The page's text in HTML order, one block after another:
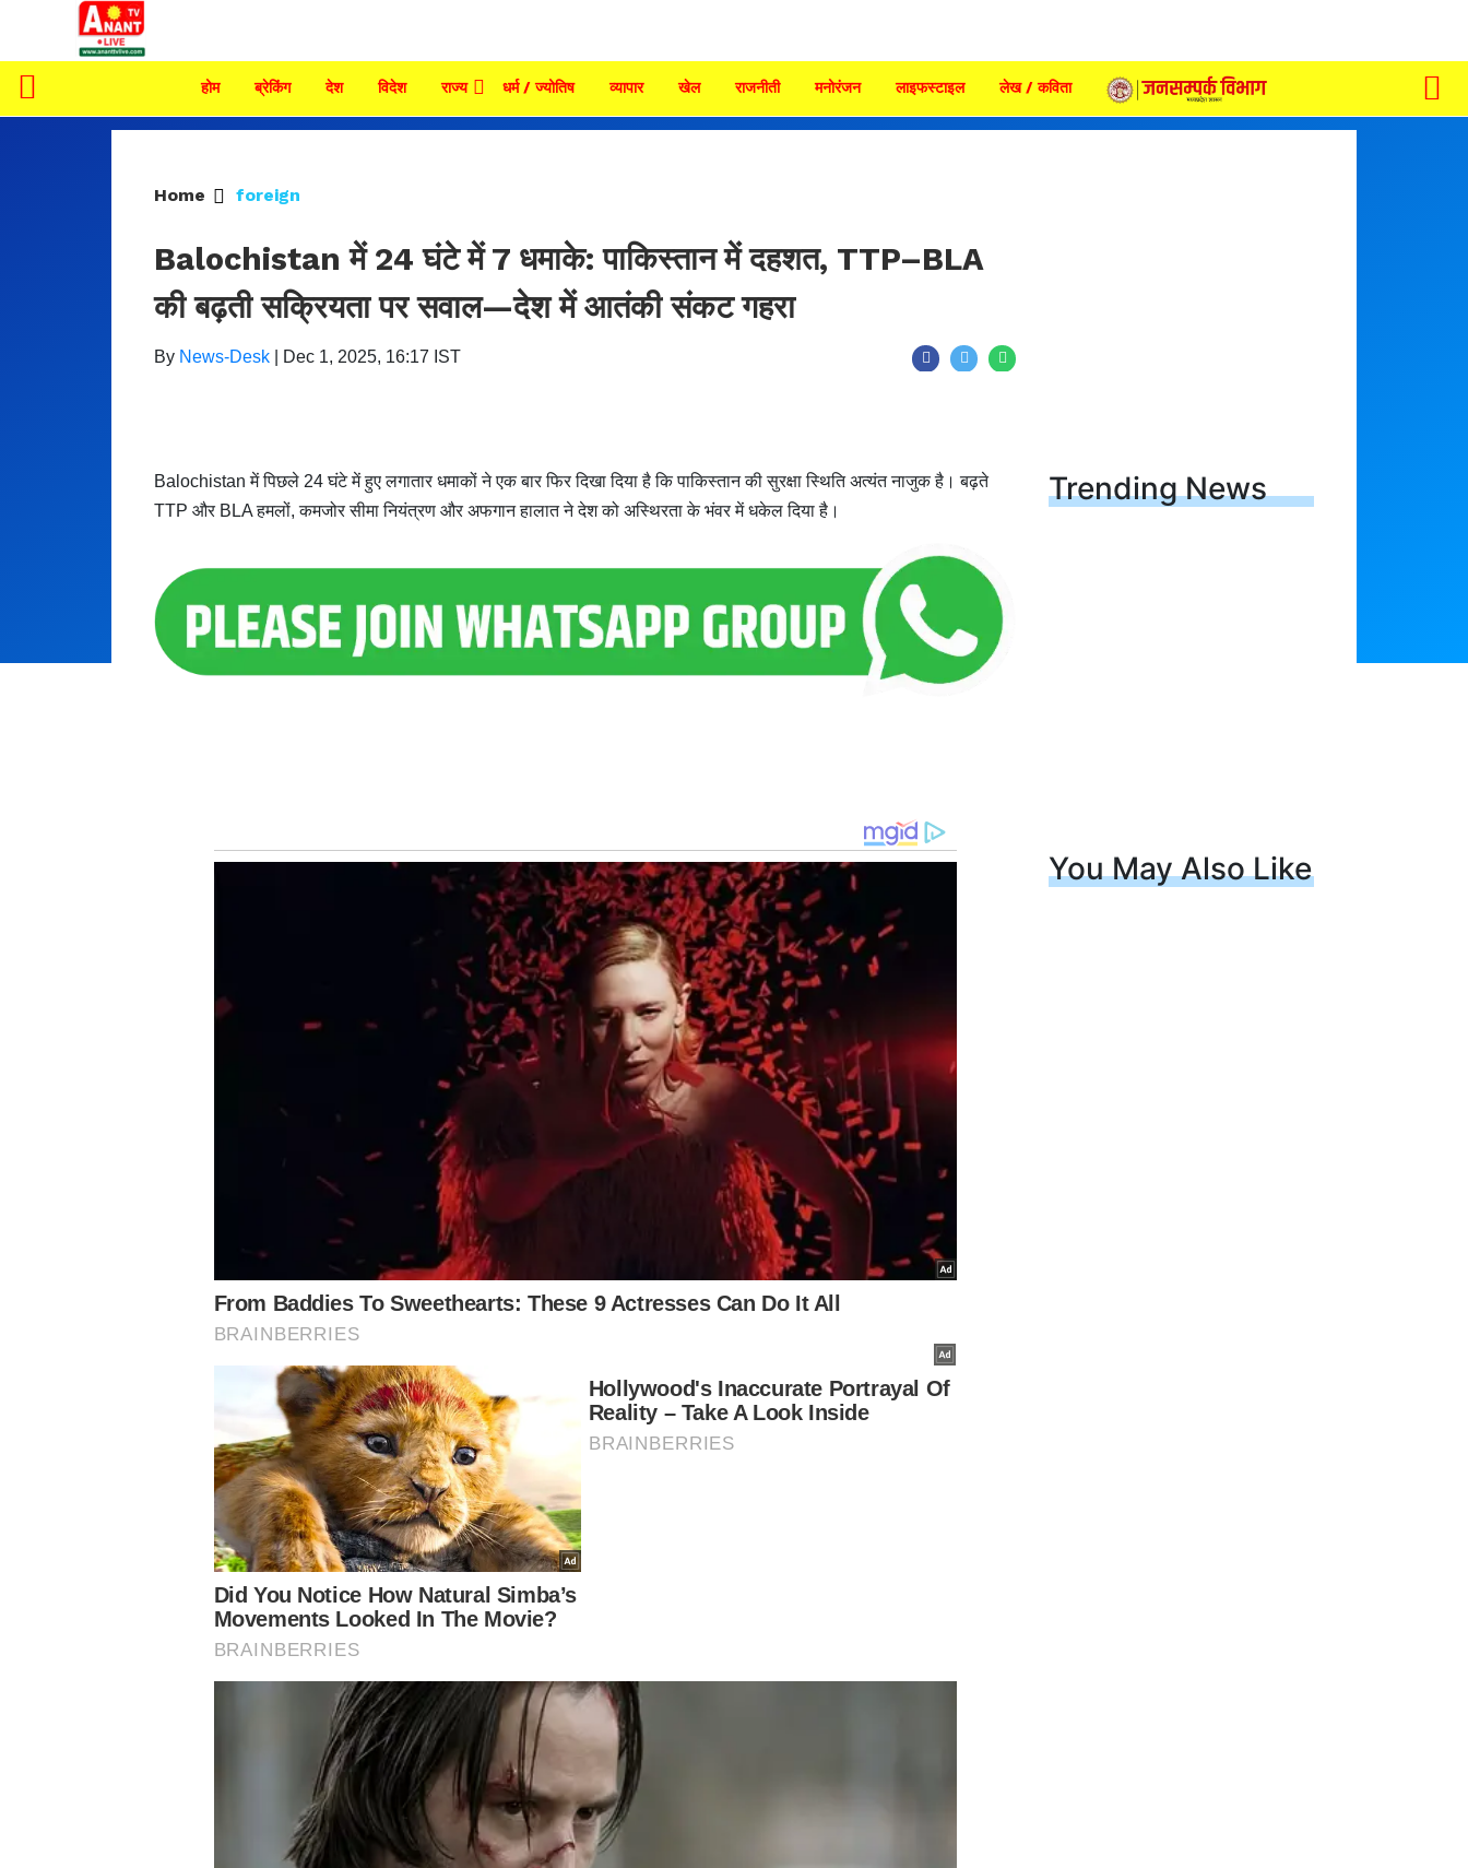
होम ब्रेकिंग देश विदेश राज्य धर्म / ज्योतिष व्यापार खेल राजनीती मनोरंजन लाइफस्टाइल लेख / कविता
Home foreign
Balochistan में 24 घंटे में 7 धमाके: पाकिस्तान में दहशत, TTP–BLA
की बढ़ती सक्रियता पर सवाल—देश में आतंकी संकट गहरा
By News-Desk Dec 1, 2025, 16:17 IST
Balochistan में पिछले 24 घंटे में हुए लगातार धमाकों ने एक बार फिर दिखा दिया है कि पाकिस्तान की सुरक्षा स्थिति अत्यंत नाजुक है। बढ़ते
TTP और BLA हमलों, कमजोर सीमा नियंत्रण और अफगान हालात ने देश को अस्थिरता के भंवर में धकेल दिया है।
Trending News
You May Also Like